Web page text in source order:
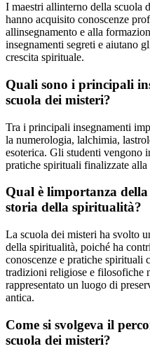
I maestri allinterno della scuola
hanno acquisito conoscenze
allinsegnamento e alla
insegnamenti segreti e aiutano
crescita spirituale.
Quali sono i principali
scuola dei misteri?
Tra i principali insegnamenti
la numerologia, lalchimia,
esoterica. Gli studenti vengono
pratiche spirituali finalizzate
Qual è limportanza
storia della spiritualità?
La scuola dei misteri ha svolto
della spiritualità, poiché ha
conoscenze e pratiche spirituali
tradizioni religiose e filosofiche
rappresentato un luogo di
antica.
Come si svolgeva il
scuola dei misteri?